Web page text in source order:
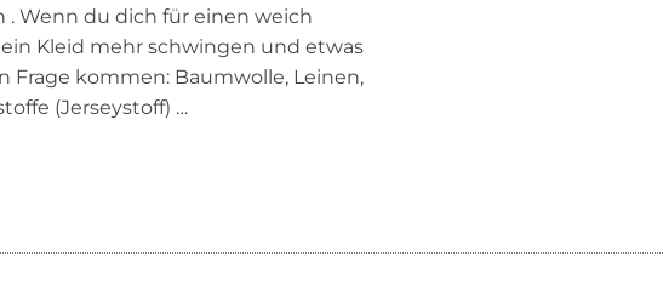
Wenn du dich für einen weich
Kleid mehr schwingen und etwas
Frage kommen: Baumwolle, Leinen,
(Jerseystoff) …